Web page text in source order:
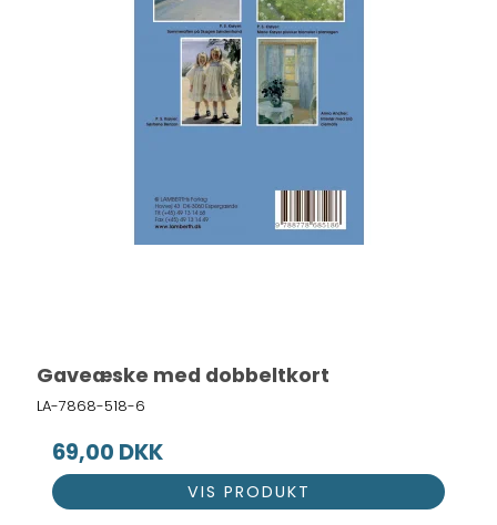
Gaveæske med dobbeltkort
LA-7868-518-6
69,00 DKK
VIS PRODUKT